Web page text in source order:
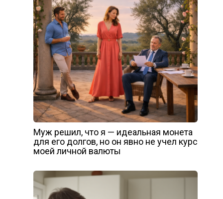
Муж решил, что я — идеальная монета
для его долгов, но он явно не учел курс
моей личной валюты